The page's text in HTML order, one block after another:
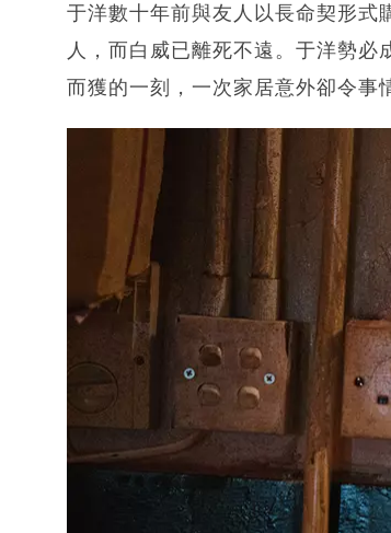
于洋數十年前與友人以長命契形式
人，而白威已離死不遠。于洋勢
而獲的一刻，一次家居意外卻令